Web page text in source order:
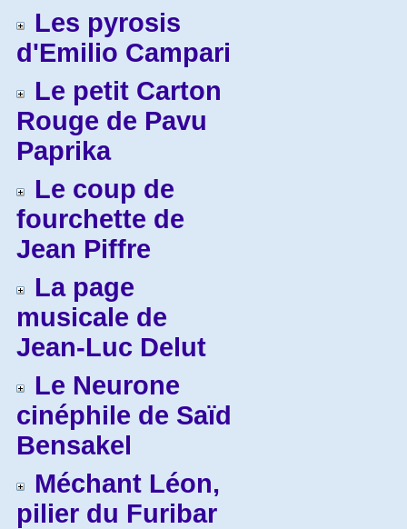
Les pyrosis
d'Emilio Campari
Le petit Carton
Rouge de Pavu
Paprika
Le coup de
fourchette de
Jean Piffre
La page
musicale de
Jean-Luc Delut
Le Neurone
cinéphile de Saïd
Bensakel
Méchant Léon,
pilier du Furibar